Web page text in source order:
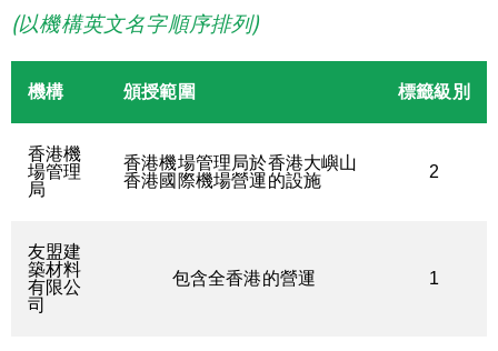
(以機構英文名字順序排列)
機構 頒授範圍 標籤級別
香港機
場管理
局
香港機場管理局於香港大嶼山
香港國際機場營運的設施
2
友盟建
築材料
有限公
司
包含全香港的營運 1